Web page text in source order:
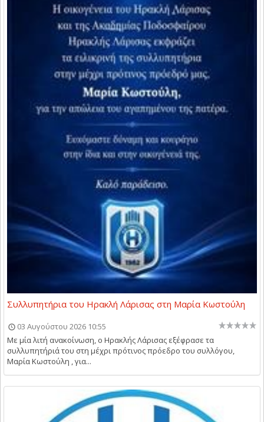
Συλλυπητήρια του Ηρακλή Λάρισας στη Μαρία Κωστούλη
03 Αυγούστου 2026 10:55
Με μία λιτή ανακοίνωση, ο Ηρακλής Λάρισας εξέφρασε τα
συλλυπητήριά του στη μέχρι πρότινος πρόεδρο του συλλόγου,
Μαρία Κωστούλη , για...